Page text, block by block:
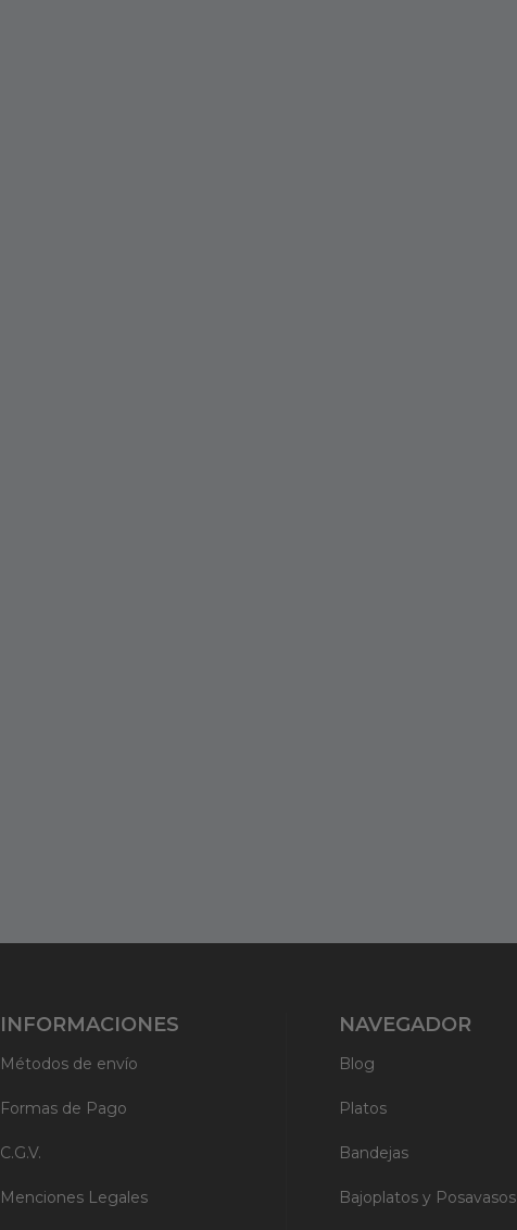
INFORMACIONES
Métodos de envío
Formas de Pago
C.G.V.
Menciones Legales
NAVEGADOR
Blog
Platos
Bandejas
Bajoplatos y Posavasos